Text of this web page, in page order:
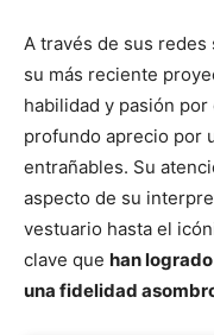
A través de sus redes
su más reciente
habilidad y pasión
profundo aprecio por
entrañables. Su
aspecto de su
vestuario hasta el
clave que han
una fidelidad